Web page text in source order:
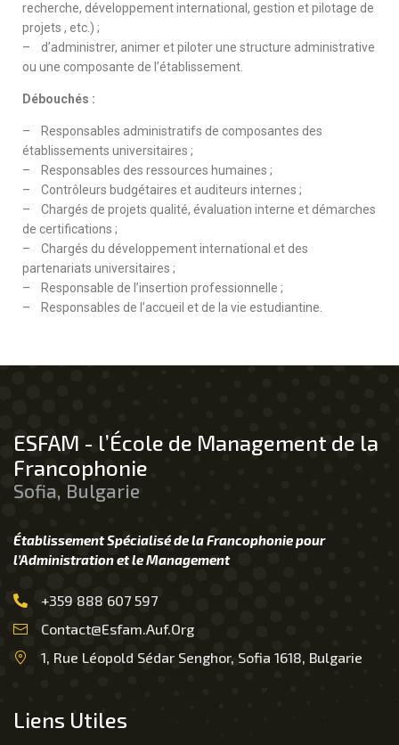
recherche, développement international, gestion et pilotage de
projets , etc.) ;
– d’administrer, animer et piloter une structure administrative
ou une composante de l’établissement.
Débouchés :
– Responsables administratifs de composantes des
établissements universitaires ;
– Responsables des ressources humaines ;
– Contrôleurs budgétaires et auditeurs internes ;
– Chargés de projets qualité, évaluation interne et démarches
de certifications ;
– Chargés du développement international et des
partenariats universitaires ;
– Responsable de l’insertion professionnelle ;
– Responsables de l’accueil et de la vie estudiantine.
ESFAM - l’École de Management de la
Francophonie
Sofia, Bulgarie
Établissement Spécialisé de la Francophonie pour
l’Administration et le Management
+359 888 607 597
Contact@esfam.auf.org
1, Rue Léopold Sédar Senghor, Sofia 1618, Bulgarie
Liens Utiles